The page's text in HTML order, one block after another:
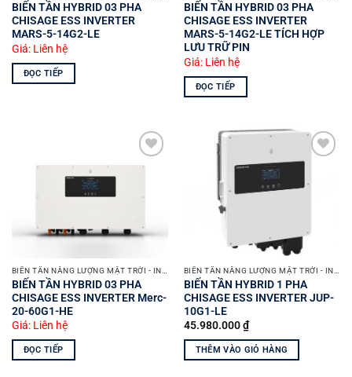
BIẾN TẦN HYBRID 03 PHA
CHISAGE ESS INVERTER
MARS-5-14G2-LE
Giá: Liên hệ
ĐỌC TIẾP
BIẾN TẦN HYBRID 03 PHA
CHISAGE ESS INVERTER
MARS-5-14G2-LE TÍCH HỢP
LƯU TRỮ PIN
Giá: Liên hệ
ĐỌC TIẾP
Yêu
BIẾN TẦN HYBRID 03 PHA
CHISAGE ESS INVERTER Merc-
20-60G1-HE
Giá: Liên hệ
ĐỌC TIẾP
BIẾN TẦN HYBRID 1 PHA
CHISAGE ESS INVERTER JUP-
10G1-LE
45.980.000₫
THÊM VÀO GIỎ HÀNG